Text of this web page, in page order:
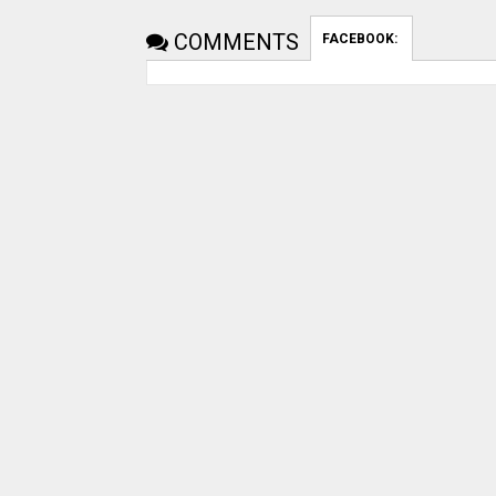
COMMENTS FACEBOOK: